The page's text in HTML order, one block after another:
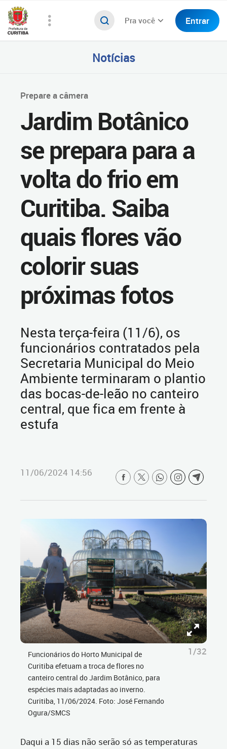
Pra você Entrar
Notícias
Prepare a câmera
Jardim Botânico
se prepara para a
volta do frio em
Curitiba. Saiba
quais flores vão
colorir suas
próximas fotos
Nesta terça-feira (11/6), os
funcionários contratados pela
Secretaria Municipal do Meio
Ambiente terminaram o plantio
das bocas-de-leão no canteiro
central, que fica em frente à
estufa
11/06/2024 14:56
Funcionários do Horto Municipal de
Curitiba efetuam a troca de flores no
canteiro central do Jardim Botânico, para
espécies mais adaptadas ao inverno.
Curitiba, 11/06/2024. Foto: José Fernando
Ogura/SMCS
1/32
Daqui a 15 dias não serão só as temperaturas